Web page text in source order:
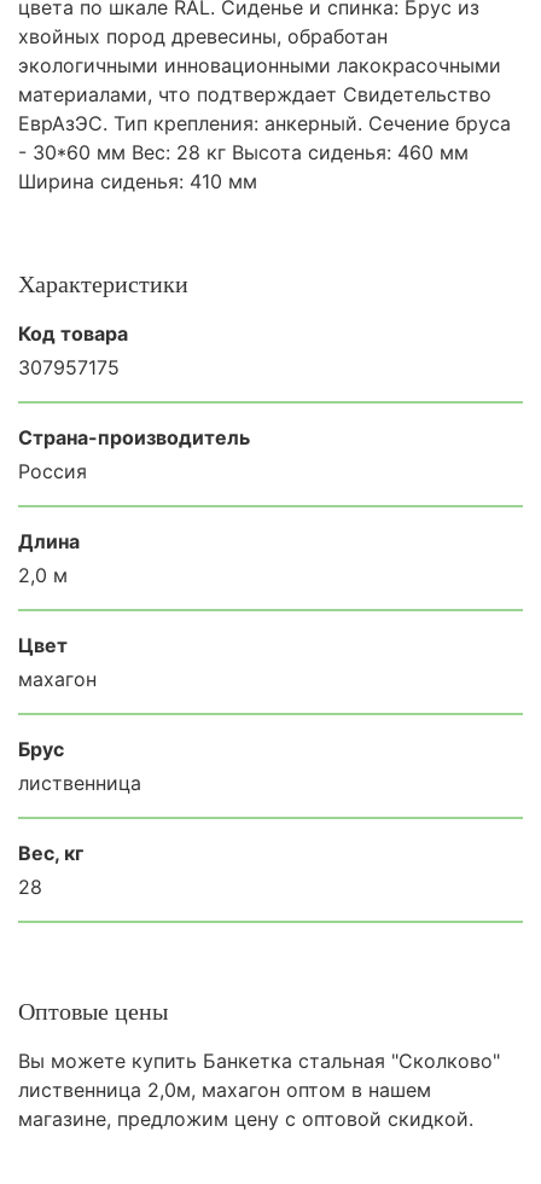
цвета по шкале RAL. Сиденье и спинка: Брус из
хвойных пород древесины, обработан
экологичными инновационными лакокрасочными
материалами, что подтверждает Свидетельство
ЕврАзЭС. Тип крепления: анкерный. Сечение бруса
- 30*60 мм Вес: 28 кг Высота сиденья: 460 мм
Ширина сиденья: 410 мм
Характеристики
Код товара
307957175
Страна-производитель
Россия
Длина
2,0 м
Цвет
махагон
Брус
лиственница
Вес, кг
28
Оптовые цены
Вы можете купить Банкетка стальная "Сколково"
лиственница 2,0м, махагон оптом в нашем
магазине, предложим цену с оптовой скидкой.